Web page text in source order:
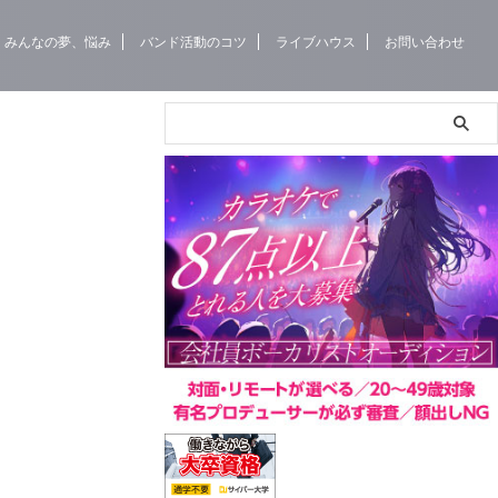
みんなの夢、悩み バンド活動のコツ ライブハウス お問い合わせ